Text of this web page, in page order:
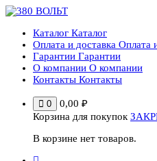
Перейти
содержимому
Каталог Каталог
Оплата и доставка Оплата
Гарантии Гарантии
О компании О компании
Контакты Контакты
0 0,00 ₽
Корзина для покупок
В корзине нет товаров.